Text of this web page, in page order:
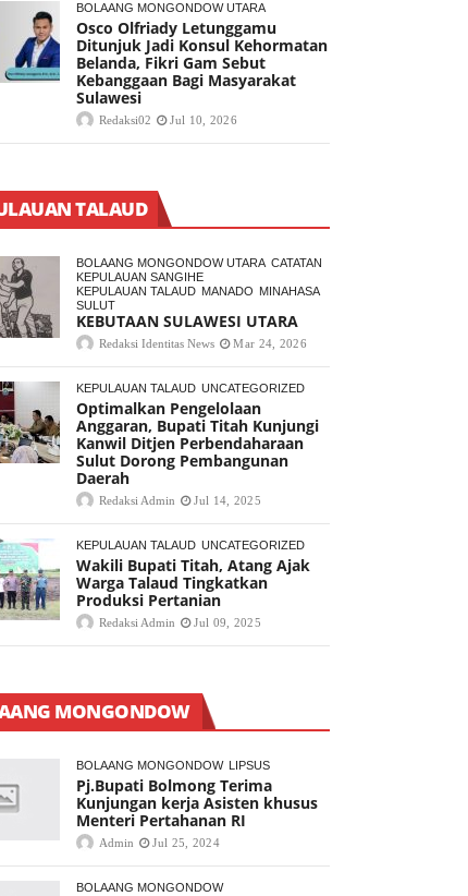
BOLAANG MONGONDOW UTARA
Osco Olfriady Letunggamu
Ditunjuk Jadi Konsul Kehormatan
Belanda, Fikri Gam Sebut
Kebanggaan Bagi Masyarakat
Sulawesi
Redaksi02 Jul 10, 2026
TALAUD
BOLAANG MONGONDOW UTARA CATATAN
KEPULAUAN SANGIHE
KEPULAUAN TALAUD MANADO MINAHASA
SULUT
KEBUTAAN SULAWESI UTARA
Redaksi Identitas News Mar 24, 2026
KEPULAUAN TALAUD UNCATEGORIZED
Optimalkan Pengelolaan
Anggaran, Bupati Titah Kunjungi
Kanwil Ditjen Perbendaharaan
Sulut Dorong Pembangunan
Daerah
Redaksi Admin Jul 14, 2025
KEPULAUAN TALAUD UNCATEGORIZED
Wakili Bupati Titah, Atang Ajak
Warga Talaud Tingkatkan
Produksi Pertanian
Redaksi Admin Jul 09, 2025
MONGONDOW
BOLAANG MONGONDOW LIPSUS
Pj.Bupati Bolmong Terima
Kunjungan kerja Asisten khusus
Menteri Pertahanan RI
Admin Jul 25, 2024
BOLAANG MONGONDOW